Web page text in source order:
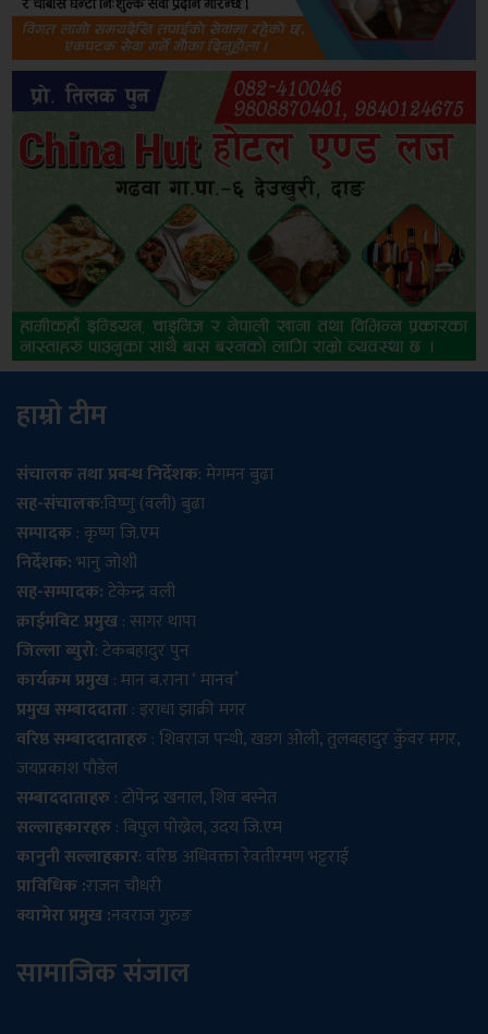
हाम्रो टीम
संचालक तथा प्रबन्ध निर्देशक: मेगमन बुढा
सह-संचालक:विष्णु (वली) बुढा
सम्पादक: कृष्ण जि.एम
निर्देशक:भानु जोशी
सह-सम्पादक:टेकेन्द्र वली
क्राईमबिट प्रमुख: सागर थापा
जिल्ला ब्युरो: टेकबहादुर पुन
कार्यक्रम प्रमुख: मान ब.राना ‘ मानव’
प्रमुख सम्बाददाता: इराधा झाक्री मगर
वरिष्ठ सम्बाददाताहरु: शिवराज पन्थी, खडग ओली, तुलबहादुर कुँवर मगर,
जयप्रकाश पौडेल
सम्बाददाताहरु: टोपेन्द्र खनाल, शिव बस्नेत
सल्लाहकारहरु: बिपुल पोख्रेल, उदय जि.एम
कानुनी सल्लाहकार: वरिष्ठ अधिवक्ता रेवतीरमण भट्टराई
प्राविधिक :राजन चौधरी
क्यामेरा प्रमुख :नवराज गुरुङ
सामाजिक संजाल